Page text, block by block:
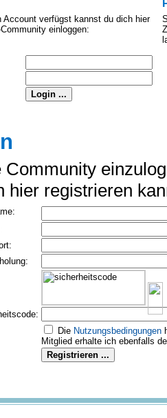
Account verfügst kannst du dich hier
einloggen:
Community
hier registrieren
Die Nutzungs­bedingungen
Mitglied erhalte ich ebenfalls